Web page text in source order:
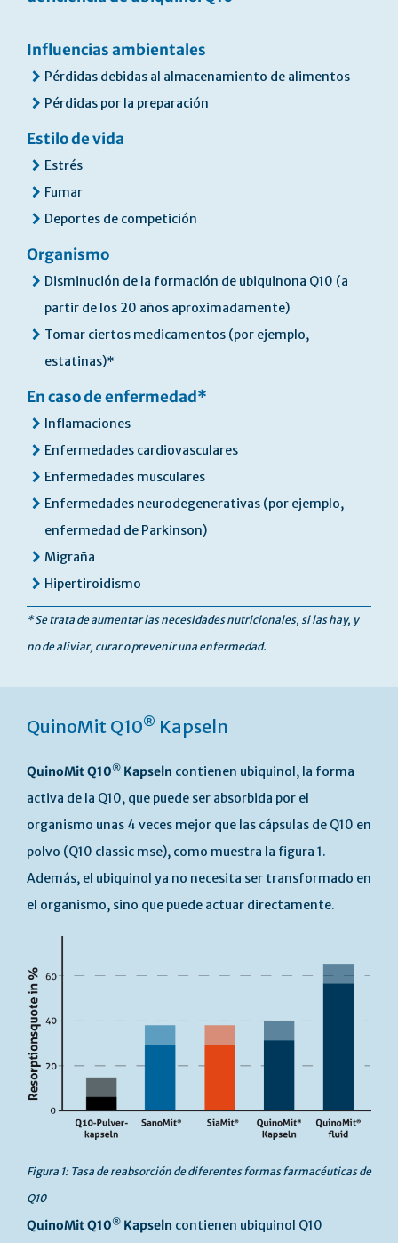
Influencias ambientales
Pérdidas debidas al almacenamiento de alimentos
Pérdidas por la preparación
Estilo de vida
Estrés
Fumar
Deportes de competición
Organismo
Disminución de la formación de ubiquinona Q10 (a
partir de los 20 años aproximadamente)
Tomar ciertos medicamentos (por ejemplo,
estatinas)*
En caso de enfermedad*
Inflamaciones
Enfermedades cardiovasculares
Enfermedades musculares
Enfermedades neurodegenerativas (por ejemplo,
enfermedad de Parkinson)
Migraña
Hipertiroidismo
* Se trata de aumentar las necesidades nutricionales, si las hay, y
no de aliviar, curar o prevenir una enfermedad.
QuinoMit Q10® Kapseln
QuinoMit Q10® Kapseln contienen ubiquinol, la forma
activa de la Q10, que puede ser absorbida por el
organismo unas 4 veces mejor que las cápsulas de Q10 en
polvo (Q10 classic mse), como muestra la figura 1.
Además, el ubiquinol ya no necesita ser transformado en
el organismo, sino que puede actuar directamente.
Figura 1: Tasa de reabsorción de diferentes formas farmacéuticas de
Q10
QuinoMit Q10® Kapseln contienen ubiquinol Q10